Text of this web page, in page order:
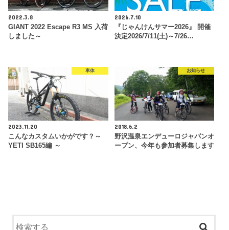
2022.3.8
GIANT 2022 Escape R3 MS 入荷
しました～
2026.7.10
『じゃんけんサマー2026』 開催
決定2026/7/11(土)～7/26…
車体
2023.11.20
こんなカスタムいかがです？～
YETI SB165編 ～
お知らせ
2018.6.2
野沢温泉エンデューロジャパンオ
ープン、今年も参加者募集します